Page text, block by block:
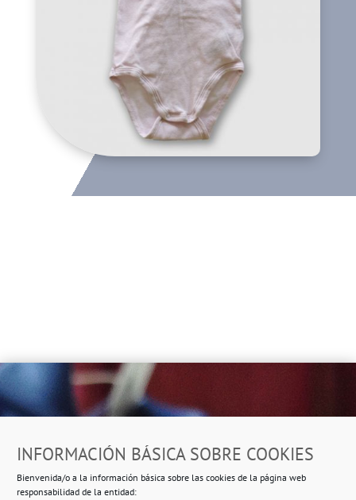
INFORMACIÓN BÁSICA SOBRE COOKIES
Bienvenida/o a la información básica sobre las cookies de la página web
responsabilidad de la entidad:
Ropero Solidario de Usera
Beasáin 25-33posterior, local 3 – 28041 Madrid